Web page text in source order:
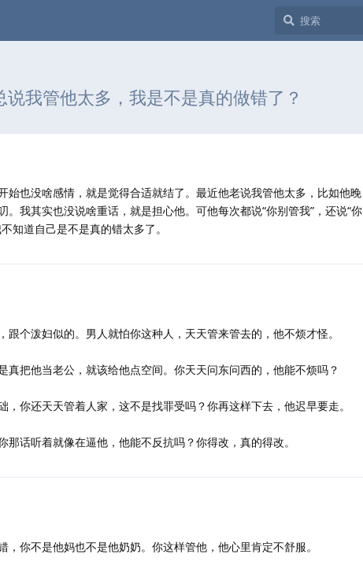
说我管他太多，我是不是真的做错了？
始也没啥感情，就是觉得合适就结了。最近他老说我管他太多，比如他晚
我其实也没说啥重话，就是担心他。可他每次都说“你别管我”，还说“你
知道自己是不是真的错太多了。
个泼妇似的。男人就怕你这种人，天天管来管去的，他不烦才怪。
把他当老公，就该给他点空间。你天天问东问西的，他能不烦吗？
你还天天管着人家，这不是找罪受吗？你再这样下去，他迟早要走。
话听着就像在逼他，他能不反抗吗？你得改，真的得改。
你不是他妈也不是他奶奶。你这样管他，他心里肯定不舒服。